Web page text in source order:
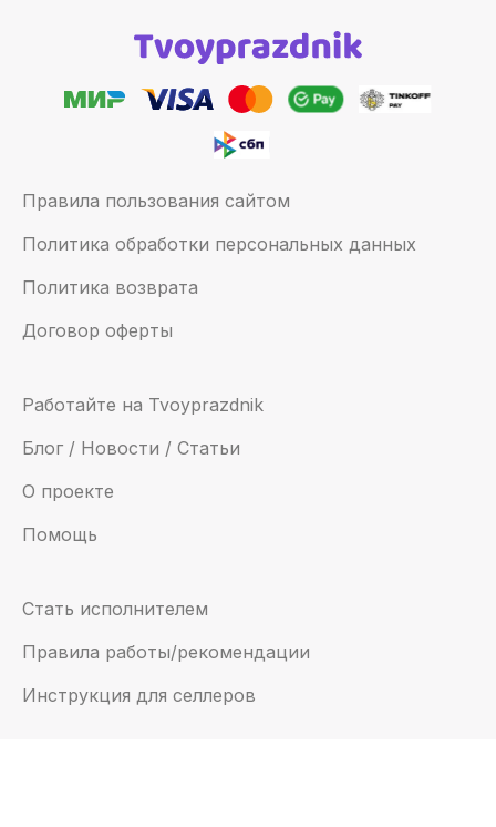
Правила пользования сайтом
Политика обработки персональных данных
Политика возврата
Договор оферты
Работайте на Tvoyprazdnik
Блог / Новости / Статьи
О проекте
Помощь
Стать исполнителем
Правила работы/рекомендации
Инструкция для селлеров